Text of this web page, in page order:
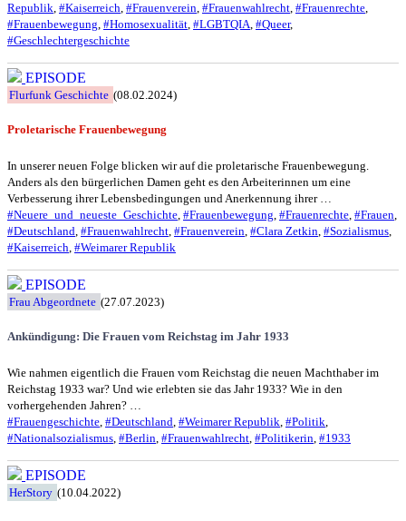
Republik, #Kaiserreich, #Frauenverein, #Frauenwahlrecht, #Frauenrechte,
#Frauenbewegung, #Homosexualität, #LGBTQIA, #Queer,
#Geschlechtergeschichte
EPISODE
Flurfunk Geschichte (08.02.2024)
Proletarische Frauenbewegung
In unserer neuen Folge blicken wir auf die proletarische Frauenbewegung.
Anders als den bürgerlichen Damen geht es den Arbeiterinnen um eine
Verbesserung ihrer Lebensbedingungen und Anerkennung ihrer …
#Neuere_und_neueste_Geschichte, #Frauenbewegung, #Frauenrechte, #Frauen,
#Deutschland, #Frauenwahlrecht, #Frauenverein, #Clara Zetkin, #Sozialismus,
#Kaiserreich, #Weimarer Republik
EPISODE
Frau Abgeordnete (27.07.2023)
Ankündigung: Die Frauen vom Reichstag im Jahr 1933
Wie nahmen eigentlich die Frauen vom Reichstag die neuen Machthaber im
Reichstag 1933 war? Und wie erlebten sie das Jahr 1933? Wie in den
vorhergehenden Jahren? …
#Frauengeschichte, #Deutschland, #Weimarer Republik, #Politik,
#Nationalsozialismus, #Berlin, #Frauenwahlrecht, #Politikerin, #1933
EPISODE
HerStory (10.04.2022)